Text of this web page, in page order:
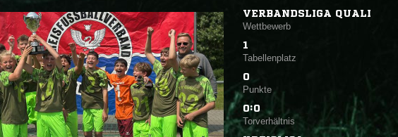
VERBANDSLIGA QUALI
Wettbewerb
1
Tabellenplatz
0
Punkte
0:0
Torverhältnis